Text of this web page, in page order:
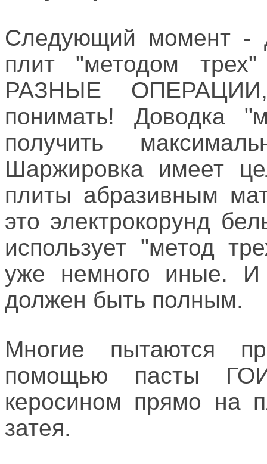
Следующий момент -
плит "методом
РАЗНЫЕ
понимать! Доводка
получить
Шаржировка имеет
плиты абразивным
это электрокорунд
использует "метод
уже немного иные. И
должен быть полным.
Многие пытаются
помощью пасты
керосином прямо на
затея.